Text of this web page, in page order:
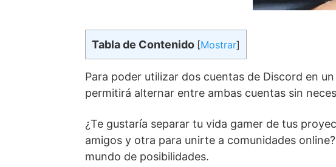
Tabla de Contenido [Mostrar]
Para poder utilizar dos cuentas de Discord en
permitirá alternar entre ambas cuentas sin
¿Te gustaría separar tu vida gamer de tus
amigos y otra para unirte a comunidades
mundo de posibilidades.